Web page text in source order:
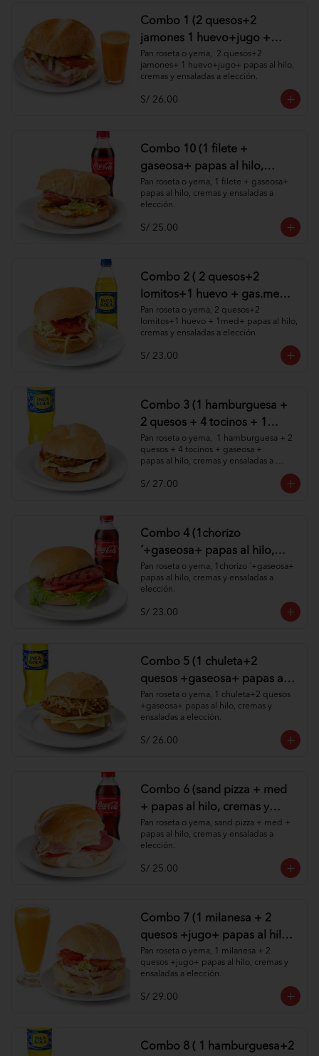
Combo 1 (2 quesos+2
jamones 1 huevo+jugo +
papas al hilo, cremas y
ensaladas )
Pan roseta o yema,  2 quesos+2
jamones+ 1 huevo+jugo+ papas al hilo,
cremas y ensaladas a elección.
S/ 26.00
Combo 10 (1 filete +
gaseosa+ papas al hilo,
cremas y ensaladas )
Pan roseta o yema, 1 filete + gaseosa+
papas al hilo, cremas y ensaladas a
elección.
S/ 25.00
Combo 2 ( 2 quesos+2
lomitos+1 huevo + gas.med
+ papas al hilo, cremas y
ensaladas )
Pan roseta o yema, 2 quesos+2
lomitos+1 huevo + 1med+ papas al hilo,
cremas y ensaladas a elección
S/ 23.00
Combo 3 (1 hamburguesa +
2 quesos + 4 tocinos + 1
gaseosa + papas al hilo,
cremas y ensaladas )
Pan roseta o yema,  1 hamburguesa + 2
quesos + 4 tocinos + gaseosa +
papas al hilo, cremas y ensaladas a
S/ 27.00
Combo 4 (1chorizo
´+gaseosa+ papas al hilo,
cremas y ensaladas )
Pan roseta o yema, 1chorizo ´+gaseosa+
papas al hilo, cremas y ensaladas a
elección.
S/ 23.00
Combo 5 (1 chuleta+2
quesos +gaseosa+ papas al
hilo, cremas y ensaladas )
Pan roseta o yema, 1 chuleta+2 quesos
+gaseosa+ papas al hilo, cremas y
ensaladas a elección.
S/ 26.00
Combo 6 (sand pizza + med
+ papas al hilo, cremas y
ensaladas )
Pan roseta o yema, sand pizza + med +
papas al hilo, cremas y ensaladas a
elección.
S/ 25.00
Combo 7 (1 milanesa + 2
quesos +jugo+ papas al hilo,
cremas y ensaladas )
Pan roseta o yema, 1 milanesa + 2
quesos +jugo+ papas al hilo, cremas y
ensaladas a elección.
S/ 29.00
Combo 8 ( 1 hamburguesa+2